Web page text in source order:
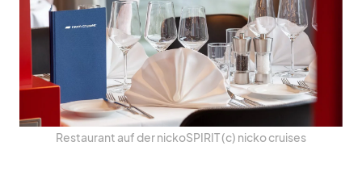
Re­stau­rant auf der nic­koSPI­RIT (c) nicko crui­ses